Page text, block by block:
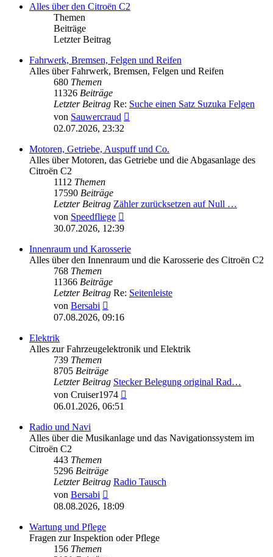
Alles über den Citroën C2
Themen
Beiträge
Letzter Beitrag
Fahrwerk, Bremsen, Felgen und Reifen
Alles über Fahrwerk, Bremsen, Felgen und Reifen
680 Themen
11326 Beiträge
Letzter Beitrag Re: Suche einen Satz Suzuka Felgen
von Sauwercraud
02.07.2026, 23:32
Motoren, Getriebe, Auspuff und Co.
Alles über Motoren, das Getriebe und die Abgasanlage des
Citroën C2
1112 Themen
17590 Beiträge
Letzter Beitrag Zähler zurücksetzen auf Null …
von Speedfliege
Beitrag
30.07.2026, 12:39
Innenraum und Karosserie
Alles über den Innenraum und die Karosserie des Citroën C2
768 Themen
11366 Beiträge
Letzter Beitrag Re: Seitenleiste
von Bersabi
Beitrag
07.08.2026, 09:16
Elektrik
Alles zur Fahrzeugelektronik und Elektrik
739 Themen
8705 Beiträge
Letzter Beitrag Stecker Belegung original Rad…
von Cruiser1974
06.01.2026, 06:51
Radio und Navi
Alles über die Musikanlage und das Navigationssystem im
Citroën C2
443 Themen
5296 Beiträge
Letzter Beitrag Radio Tausch
von Bersabi
Beitrag
08.08.2026, 18:09
Wartung und Pflege
Fragen zur Inspektion oder Pflege
156 Themen